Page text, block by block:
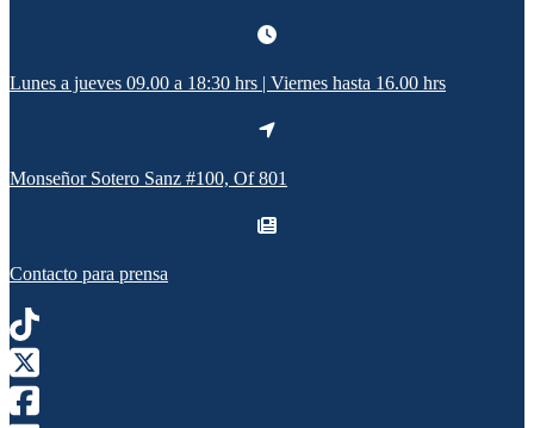
Lunes a jueves 09.00 a 18:30 hrs | Viernes hasta 16.00 hrs
Monseñor Sotero Sanz #100, Of 801
Contacto para prensa